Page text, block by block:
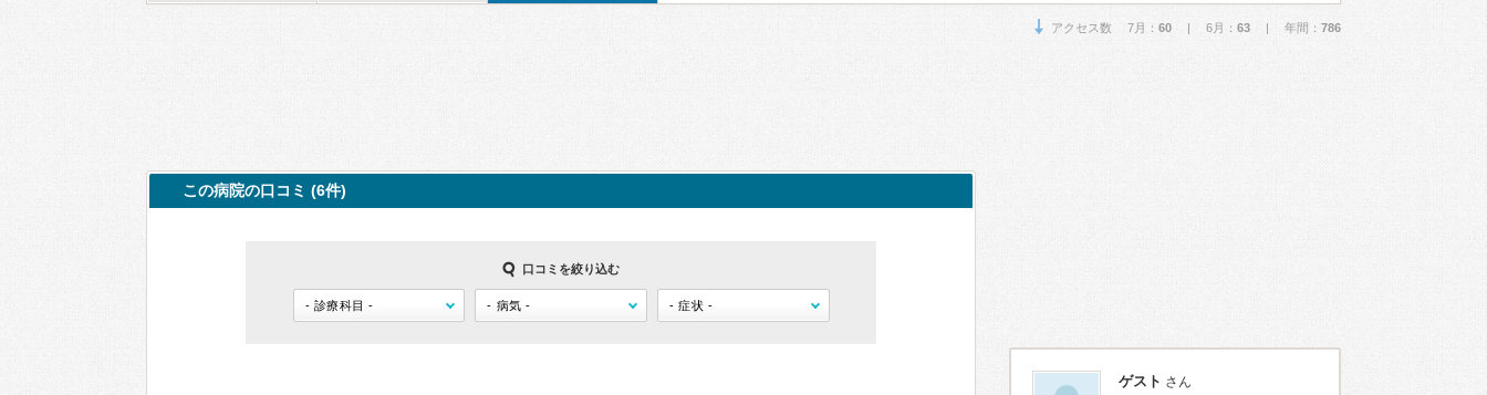
アクセス数 7月： 60 | 6月： 63 | 年間： 786
この病院の口コミ (6件)
口コミを絞り込む
ゲスト さん